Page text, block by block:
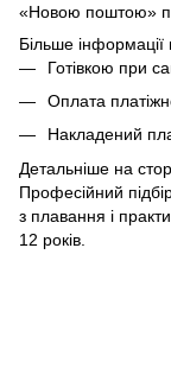
«Новою поштою»
Більше інформації
Готівкою при
Оплата
Накладений
Детальніше на
Професійний
з плавання і
12 років.